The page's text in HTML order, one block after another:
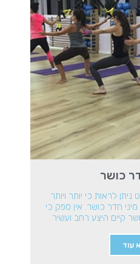
כושר
לראות כי יותר ויותר
חדר כושר. אין ספק כי
קיים היצע רחב ועשיר
עוד